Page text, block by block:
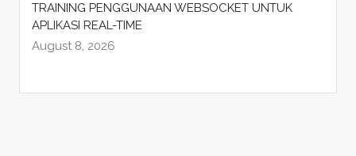
TRAINING PENGGUNAAN WEBSOCKET UNTUK
APLIKASI REAL-TIME
August 8, 2026